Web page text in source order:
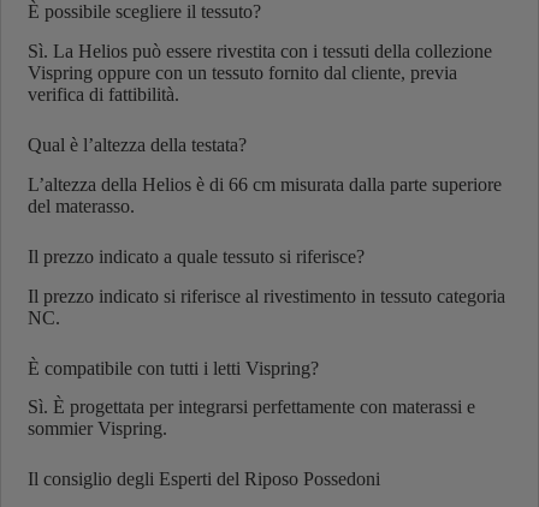
È possibile scegliere il tessuto?
Sì. La Helios può essere rivestita con i tessuti della collezione
Vispring oppure con un tessuto fornito dal cliente, previa
verifica di fattibilità.
Qual è l’altezza della testata?
L’altezza della Helios è di 66 cm misurata dalla parte superiore
del materasso.
Il prezzo indicato a quale tessuto si riferisce?
Il prezzo indicato si riferisce al rivestimento in tessuto categoria
NC.
È compatibile con tutti i letti Vispring?
Sì. È progettata per integrarsi perfettamente con materassi e
sommier Vispring.
Il consiglio degli Esperti del Riposo Possedoni